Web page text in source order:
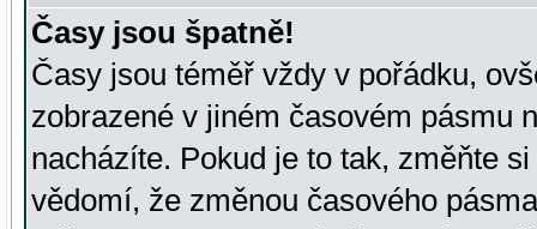
Časy jsou špatně!
Časy jsou téměř vždy v pořádku,
zobrazené v jiném časovém pásmu
nacházíte. Pokud je to tak, změňte
vědomí, že změnou časového